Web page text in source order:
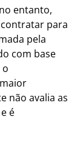
entanto,
para
pela
com base
não avalia as
é